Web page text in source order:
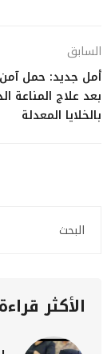
السابق
أمل جديد: حمل
بعد علاج المناعة
بالخلايا المعدلة
الأكثر قراءة